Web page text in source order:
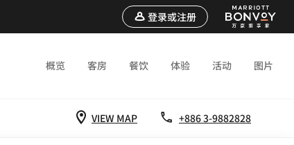
登录或注册
概览 客房 餐饮 体验 活动 图片
VIEW MAP +886 3-9882828